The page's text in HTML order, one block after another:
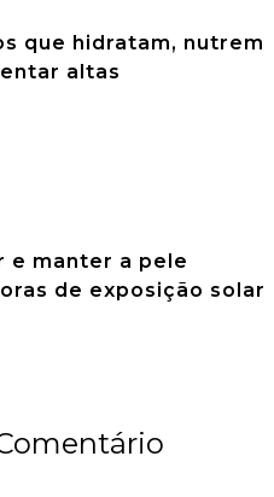
que hidratam, nutrem
altas
e manter a pele
de exposição solar